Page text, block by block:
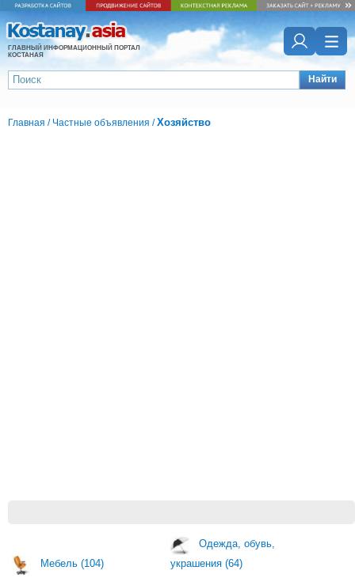
ГЛАВНЫЙ ИНФОРМАЦИОННЫЙ ПОРТАЛ
КОСТАНАЯ
Найти
Главная / Частные объявления /Хозяйство
Мебель (104)
Одежда, обувь,
украшения (64)